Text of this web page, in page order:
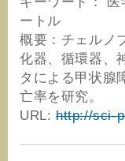
ートル
概要：チェルノ
化器、循環器、
タによる甲状腺
亡率を研究。
URL: http://sci-